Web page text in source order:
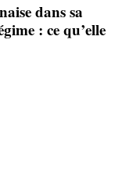
dans sa
: ce qu’elle